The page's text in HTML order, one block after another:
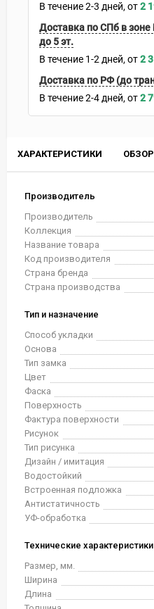
ХАРАКТЕРИСТИКИ ОБЗОР
Производитель
Производитель
Коллекция
Название товара
Код производителя
Страна бренда
Страна производства
Тип и назначение
Способ укладки
Основа
Тип замка
Цвет
Фаска
Поверхность
Фактура поверхности
Рисунок
Тип рисунка
Дизайн / имитация
Водостойкий
Встроенная подложка
Антистатичность
УФ-обработка
Технические характеристики
Размер, мм.
Ширина
Длина
В течение2-3 дней 2
Доставка по СПб в
до 5 эт.
В течение 1-2 дней 2
Доставка по РФ (до
В течение2-4 дней 2